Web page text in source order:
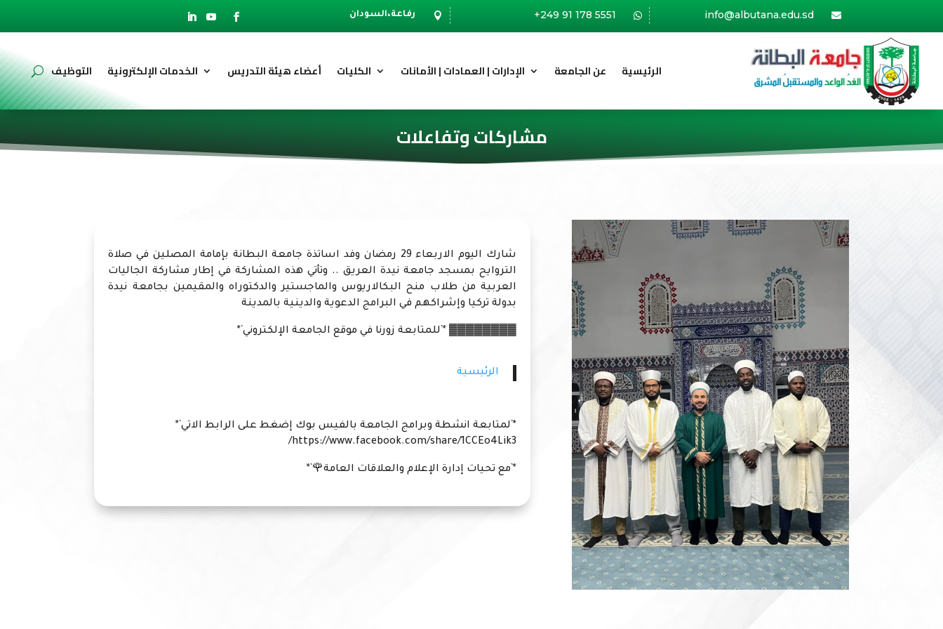
 رفاعة،السودان 
+249 91 178 5551 
info@albutana.edu.sd
الرئيسية عن الجامعة الإدارات | العمادات | الأمانات الكليات أعضاء هيئة التدريس الخدمات الإلكترونية التوظيف
مشاركات وتفاعلات
شارك اليوم الاربعاء 29 رمضان وفد اساتذة جامعة البطانة بإمامة المصلين في صلاة
التروايح بمسجد جامعة نيدة العريق .. وتأتي هذه المشاركة في إطار مشاركة الجاليات
العربية من طلاب منح البكالاريوس والماجستير والدكتوراه والمقيمين بجامعة نيدة
بدولة تركيا وإشراكهم في البرامج الدعوية والدينية بالمدينة
▓▓▓▓▓▓▓▓ *`للمتابعة زورنا في موقع الجامعة الإلكتروني`*
الرئيسية
*`لمتابعة انشطة وبرامج الجامعة بالفيس بوك إضغط على الرابط الاتي`*
https://www.facebook.com/share/1CCEo4Lik3/
*`مع تحيات إدارة الإعلام والعلاقات العامة🌹`*